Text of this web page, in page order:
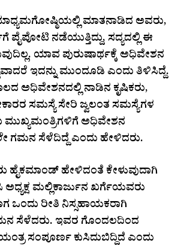
ಮಾತನಾಡಿದ ಅವರು,
ಪೈಪೋಟಿ ನಡೆಯುತ್ತಿದ್ದು, ಸದ್ಯದಲ್ಲಿ ಈ
ಯಾವ ಪುರುಷಾರ್ಥಕ್ಕೆ ಅಧಿವೇಶನ
ಇದನ್ನು ಮುಂದೂಡಿ ಎಂದು ತಿಳಿಸಿದ್ದೆ.
ಅಧಿವೇಶನದಲ್ಲಿ ನಾಡಿನ ಕೃಷಿಕರು,
ಸಮಸ್ಯೆ ಸೇರಿ ಜ್ವಲಂತ ಸಮಸ್ಯೆಗಳ
ಮುಖ್ಯಮಂತ್ರಿಗಳಿಗೆ ಅಧಿವೇಶನ
ಗಮನ ಸೆಳೆದಿದ್ದೆ ಎಂದು ಹೇಳಿದರು.
ಹೈಕಮಾಂಡ್ ಹೇಳಿದಂತೆ ಕೇಳುವುದಾಗಿ
ಅಧ್ಯಕ್ಷ ಮಲ್ಲಿಕಾರ್ಜುನ ಖರ್ಗೆಯವರು
ಒಂದು ರೀತಿ ನಿಸ್ಸಹಾಯಕರಾಗಿ
ಸೆಳೆದರು. ಇವರ ಗೊಂದಲದಿಂದ
ಸಂಪೂರ್ಣ ಕುಸಿದುಬಿದ್ದಿದೆ ಎಂದು